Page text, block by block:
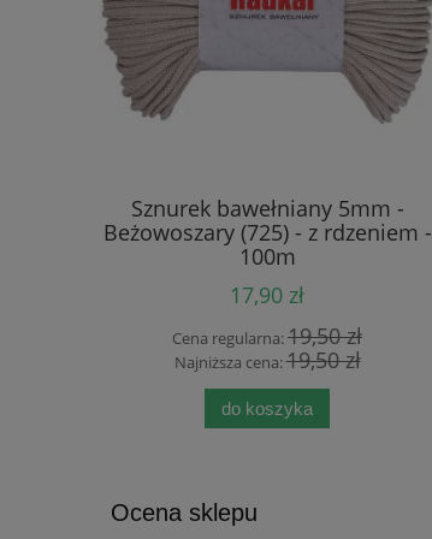
Sznurek bawełniany 5mm -
Beżowoszary (725) - z rdzeniem -
100m
17,90 zł
Cena regularna:19,50 zł
Najniższa cena:19,50 zł
do koszyka
Ocena sklepu